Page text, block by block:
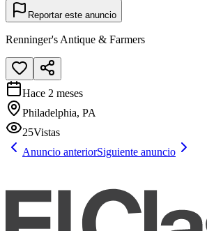
Reportar este anuncio
Renninger's Antique & Farmers
Hace 2 meses
Philadelphia, PA
25Vistas
Anuncio anteriorSiguiente anuncio